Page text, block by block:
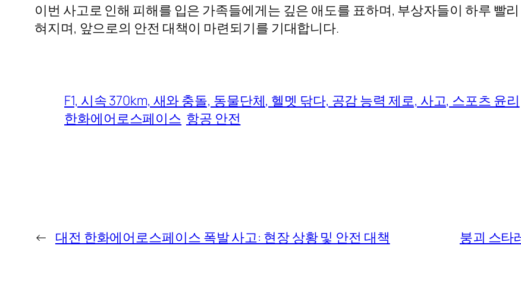
이번 사고로 인해 피해를 입은 가족들에게는 깊은 애도를 표하며, 부상자들이 하루 빨
혀지며, 앞으로의 안전 대책이 마련되기를 기대합니다.
F1, 시속 370km, 새와 충돌, 동물단체, 헬멧 닦다, 공감 능력 제로, 사고, 스포츠 윤리
한화에어로스페이스 항공 안전
← 대전 한화에어로스페이스 폭발 사고: 현장 상황 및 안전 대책 붕괴 스타